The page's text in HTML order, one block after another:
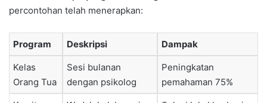
percontohan telah menerapkan:
Program Deskripsi Dampak
Kelas
Orang Tua
Sesi bulanan
dengan psikolog
Peningkatan
pemahaman 75%